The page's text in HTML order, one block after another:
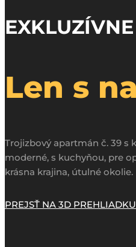
EXKLUZÍVNE
Len s
Trojizbový apartmán č. 39 s
moderné, s kuchyňou, pre
krásna krajina, útulné okolie.
PREJSŤ NA 3D PREHLIADKU